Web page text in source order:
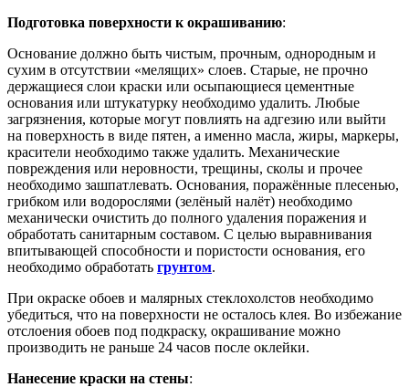
Подготовка поверхности к окрашиванию:
Основание должно быть чистым, прочным, однородным и
сухим в отсутствии «мелящих» слоев. Старые, не прочно
держащиеся слои краски или осыпающиеся цементные
основания или штукатурку необходимо удалить. Любые
загрязнения, которые могут повлиять на адгезию или выйти
на поверхность в виде пятен, а именно масла, жиры, маркеры,
красители необходимо также удалить. Механические
повреждения или неровности, трещины, сколы и прочее
необходимо зашпатлевать. Основания, поражённые плесенью,
грибком или водорослями (зелёный налёт) необходимо
механически очистить до полного удаления поражения и
обработать санитарным составом. С целью выравнивания
впитывающей способности и пористости основания, его
необходимо обработать грунтом.
При окраске обоев и малярных стеклохолстов необходимо
убедиться, что на поверхности не осталось клея. Во избежание
отслоения обоев под подкраску, окрашивание можно
производить не раньше 24 часов после оклейки.
Нанесение краски на стены: